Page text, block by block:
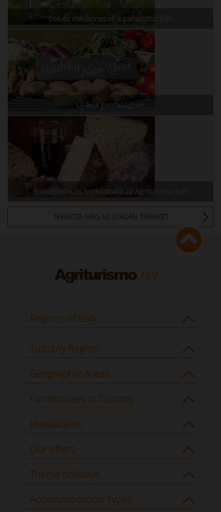
bor és étel ünnepek a parasztházban
Új év a gazdaságban
Borkóstolók és borkóstolók az Agriturismo-ban
TEKINTSE MEG AZ UTAZÁSI TIPPEKET
Regions of Italy
Tuscany Region
Geographic Areas
Farmhouses in Tuscany
Javaslataink
Our offers
Theme holidays
Accommodation Types